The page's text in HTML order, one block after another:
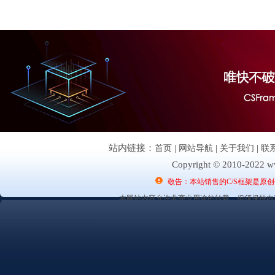
站内链接： 首页 | 网站导航 | 关于我们 | 联
Copyright © 2010-2022
敬告：本站销售的C/S框架是原
本网站内容允许非商业用途的转载，但须保持